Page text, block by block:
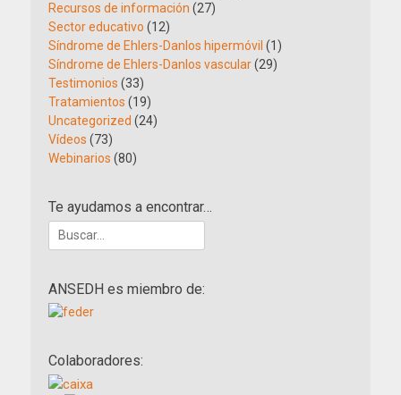
Recursos de información (27)
Sector educativo (12)
Síndrome de Ehlers-Danlos hipermóvil (1)
Síndrome de Ehlers-Danlos vascular(29)
Testimonios (33)
Tratamientos (19)
Uncategorized (24)
Vídeos (73)
Webinarios (80)
Te ayudamos a encontrar…
Buscar:
ANSEDH es miembro de:
Colaboradores: